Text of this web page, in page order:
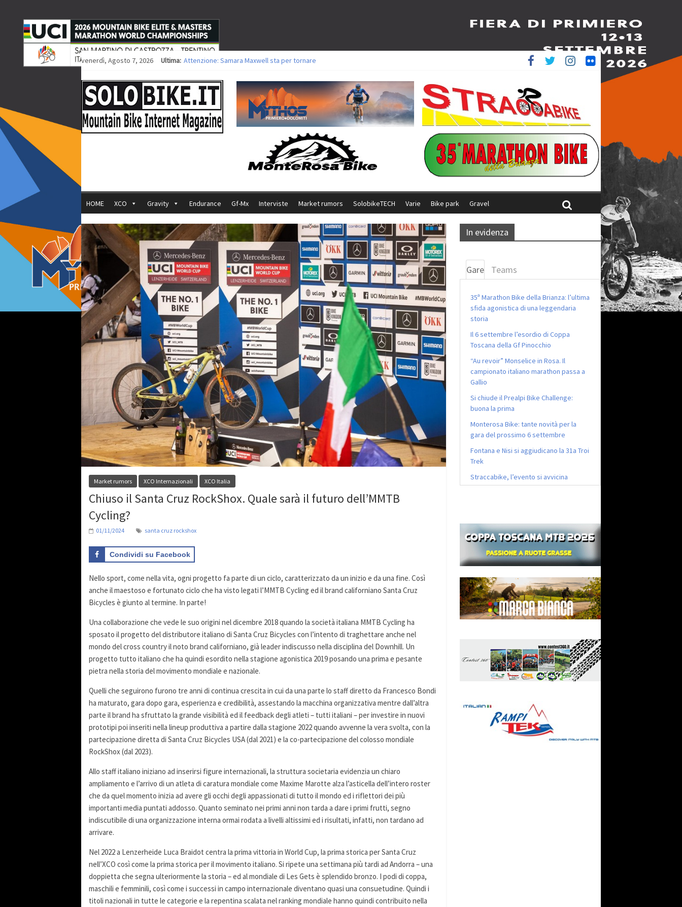
venerdì, Agosto 7, 2026 Ultima: Attenzione: Samara Maxwell sta per tornare
Europei XCO: vittorie per Ghibaudo, Grossmann e Gallis. Signorelli 5^ la migliore tra gli italiani
35ª Marathon Bike della Brianza: l’ultima sfida agonistica di una leggendaria storia
Europei MTB: il Team Relay firma il secondo argento azzurro a Monteceneri
HOME XCO Gravity Endurance Gf-Mx Interviste Market rumors SolobikeTECH Varie Bike park Gravel
Market rumors XCO Internazionali XCO Italia
Chiuso il Santa Cruz RockShox. Quale sarà il futuro dell’MMTB
Cycling?
01/11/2024 santa cruz rockshox
Condividi su Facebook
Nello sport, come nella vita, ogni progetto fa parte di un ciclo, caratterizzato da un inizio e da una fine. Così
anche il maestoso e fortunato ciclo che ha visto legati l’MMTB Cycling ed il brand californiano Santa Cruz
Bicycles è giunto al termine. In parte!
Una collaborazione che vede le suo origini nel dicembre 2018 quando la società italiana MMTB Cycling ha
sposato il progetto del distributore italiano di Santa Cruz Bicycles con l’intento di traghettare anche nel
mondo del cross country il noto brand californiano, già leader indiscusso nella disciplina del Downhill. Un
progetto tutto italiano che ha quindi esordito nella stagione agonistica 2019 posando una prima e pesante
pietra nella storia del movimento mondiale e nazionale.
Quelli che seguirono furono tre anni di continua crescita in cui da una parte lo staff diretto da Francesco Bondi
ha maturato, gara dopo gara, esperienza e credibilità, assestando la macchina organizzativa mentre dall’altra
parte il brand ha sfruttato la grande visibilità ed il feedback degli atleti – tutti italiani – per investire in nuovi
prototipi poi inseriti nella lineup produttiva a partire dalla stagione 2022 quando avvenne la vera svolta, con la
partecipazione diretta di Santa Cruz Bicycles USA (dal 2021) e la co-partecipazione del colosso mondiale
RockShox (dal 2023).
Allo staff italiano iniziano ad inserirsi figure internazionali, la struttura societaria evidenzia un chiaro
ampliamento e l’arrivo di un atleta di caratura mondiale come Maxime Marotte alza l’asticella dell’intero roster
che da quel momento inizia ad avere gli occhi degli appassionati di tutto il mondo ed i riflettori dei più
importanti media puntati addosso. Quanto seminato nei primi anni non tarda a dare i primi frutti, segno
indiscutibile di una organizzazione interna ormai rodata a livelli altissimi ed i risultati, infatti, non tardano ad
arrivare.
Nel 2022 a Lenzerheide Luca Braidot centra la prima vittoria in World Cup, la prima storica per Santa Cruz
nell’XCO così come la prima storica per il movimento italiano. Si ripete una settimana più tardi ad Andorra – una
doppietta che segna ulteriormente la storia – ed al mondiale di Les Gets è splendido bronzo. I podi di coppa,
maschili e femminili, così come i successi in campo internazionale diventano quasi una consuetudine. Quindi i
titoli nazionali in tutte le categorie e la repentina scalata nel ranking mondiale hanno quindi contribuito nella
In evidenza
Gare Teams
35ª Marathon Bike della Brianza: l’ultima
sfida agonistica di una leggendaria
storia
Il 6 settembre l’esordio di Coppa
Toscana della Gf Pinocchio
“Au revoir” Monselice in Rosa. Il
campionato italiano marathon passa a
Gallio
Si chiude il Prealpi Bike Challenge:
buona la prima
Monterosa Bike: tante novità per la
gara del prossimo 6 settembre
Fontana e Nisi si aggiudicano la 31a Troi
Trek
Straccabike, l’evento si avvicina